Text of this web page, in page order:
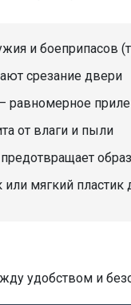
и боеприпасов
срезание двери
равномерное
от влаги и пыли
или мягкий
удобством и